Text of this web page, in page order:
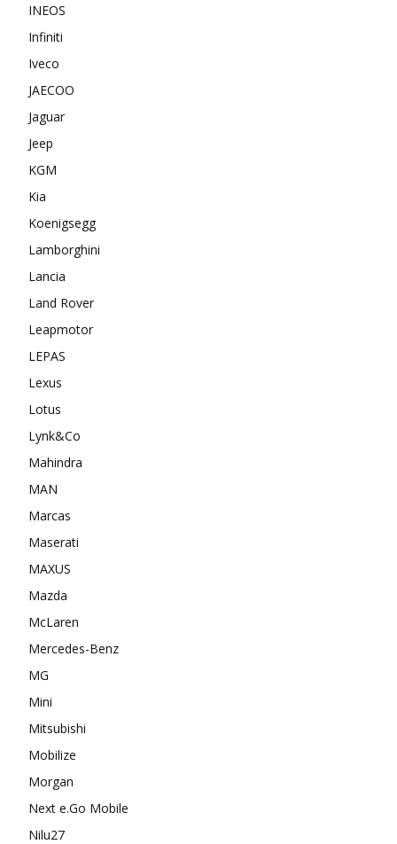
INEOS
Infiniti
Iveco
JAECOO
Jaguar
Jeep
KGM
Kia
Koenigsegg
Lamborghini
Lancia
Land Rover
Leapmotor
LEPAS
Lexus
Lotus
Lynk&Co
Mahindra
MAN
Marcas
Maserati
MAXUS
Mazda
McLaren
Mercedes-Benz
MG
Mini
Mitsubishi
Mobilize
Morgan
Next e.Go Mobile
Nilu27